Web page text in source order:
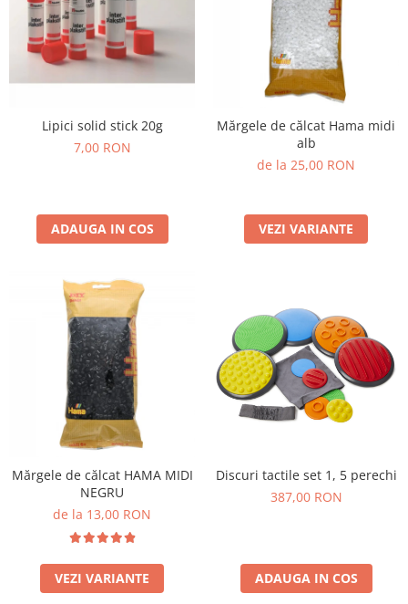
Vopsele
Biciclete si Triciclete
Biciclete VIKING
Biciclete Viking Challange
Triciclete
Camere Senzoriale
Echipamente camere senzoriale
Oferte pentru Camere Senzoriale
Creativitate si indemanare
Cuburi și cărămizi
Instrumente muzicale
Jucarii de constructii
Dezvoltare cognitiva
Jocuri matematice
Jucării de sortare
Dezvoltare psihomotrica
Dezvoltare proprioceptiva
Dezvoltare vestibulara
Lipici solid stick 20g
7,00 RON
ADAUGA IN COS
Mărgele de călcat Hama midi
alb
de la 25,00 RON
VEZI VARIANTE
Mărgele de călcat HAMA MIDI
NEGRU
de la 13,00 RON
VEZI VARIANTE
Discuri tactile set 1, 5 perechi
387,00 RON
ADAUGA IN COS